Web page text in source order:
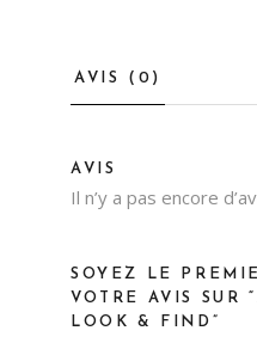
AVIS (0)
AVIS
Il n’y a pas encore
SOYEZ LE
VOTRE AVIS SUR
LOOK & FIND”